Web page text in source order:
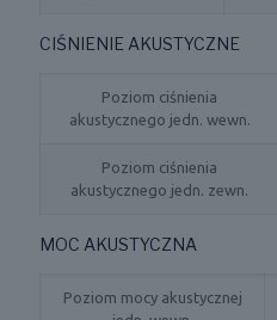
CIŚNIENIE AKUSTYCZNE
Poziom ciśnienia
akustycznego jedn. wewn.
Poziom ciśnienia
akustycznego jedn. zewn.
MOC AKUSTYCZNA
Poziom mocy akustycznej